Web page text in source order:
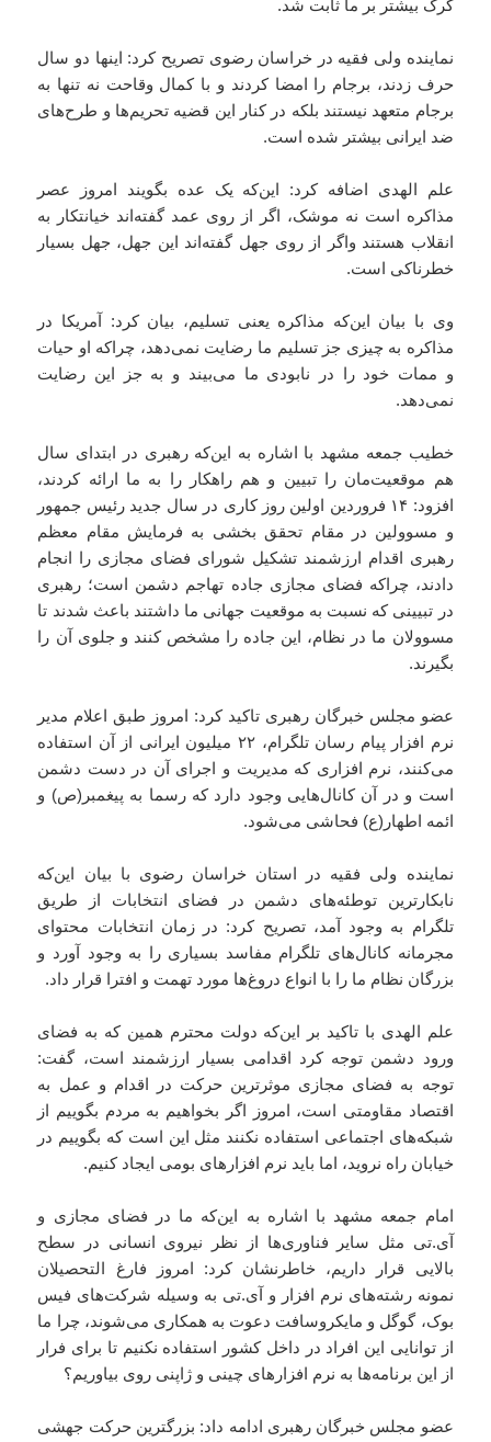
گرگ بیشتر بر ما ثابت شد.
نماینده ولی فقیه در خراسان رضوی تصریح کرد: اینها دو سال
حرف زدند، برجام را امضا کردند و با کمال وقاحت نه تنها به
برجام متعهد نیستند بلکه در کنار این قضیه تحریم‌ها و طرح‌های
ضد ایرانی بیشتر شده است.
علم الهدی اضافه کرد: این‌که یک عده بگویند امروز عصر
مذاکره است نه موشک، اگر از روی عمد گفته‌اند خیانتکار به
انقلاب هستند واگر از روی جهل گفته‌اند این جهل، جهل بسیار
خطرناکی است.
وی با بیان این‌که مذاکره یعنی تسلیم، بیان کرد: آمریکا در
مذاکره به چیزی جز تسلیم ما رضایت نمی‌دهد، چراکه او حیات
و ممات خود را در نابودی ما می‌بیند و به جز این رضایت
نمی‌دهد.
خطیب جمعه مشهد با اشاره به این‌که رهبری در ابتدای سال
هم موقعیت‌مان را تبیین و هم راهکار را به ما ارائه کردند،
افزود: ۱۴ فروردین اولین روز کاری در سال جدید رئیس جمهور
و مسوولین در مقام تحقق بخشی به فرمایش مقام معظم
رهبری اقدام ارزشمند تشکیل شورای فضای مجازی را انجام
دادند، چراکه فضای مجازی جاده تهاجم دشمن است؛ رهبری
در تبیینی که نسبت به موقعیت جهانی ما داشتند باعث شدند تا
مسوولان ما در نظام، این جاده را مشخص کنند و جلوی آن را
بگیرند.
عضو مجلس خبرگان رهبری تاکید کرد: امروز طبق اعلام مدیر
نرم افزار پیام رسان تلگرام، ۲۲ میلیون ایرانی از آن استفاده
می‌کنند، نرم افزاری که مدیریت و اجرای آن در دست دشمن
است و در آن کانال‌هایی وجود دارد که رسما به پیغمبر(ص) و
ائمه اطهار(ع) فحاشی می‌شود.
نماینده ولی فقیه در استان خراسان رضوی با بیان این‌که
نابکارترین توطئه‌های دشمن در فضای انتخابات از طریق
تلگرام به وجود آمد، تصریح کرد: در زمان انتخابات محتوای
مجرمانه کانال‌های تلگرام مفاسد بسیاری را به وجود آورد و
بزرگان نظام ما را با انواع دروغ‌ها مورد تهمت و افترا قرار داد.
علم الهدی با تاکید بر این‌که دولت محترم همین که به فضای
ورود دشمن توجه کرد اقدامی بسیار ارزشمند است، گفت:
توجه به فضای مجازی موثرترین حرکت در اقدام و عمل به
اقتصاد مقاومتی است، امروز اگر بخواهیم به مردم بگوییم از
شبکه‌های اجتماعی استفاده نکنند مثل این است که بگوییم در
خیابان راه نروید، اما باید نرم افزارهای بومی ایجاد کنیم.
امام جمعه مشهد با اشاره به این‌که ما در فضای مجازی و
آی.تی مثل سایر فناوری‌ها از نظر نیروی انسانی در سطح
بالایی قرار داریم، خاطرنشان کرد: امروز فارغ التحصیلان
نمونه رشته‌های نرم افزار و آی.تی به وسیله شرکت‌های فیس
بوک، گوگل و مایکروسافت دعوت به همکاری می‌شوند، چرا ما
از توانایی این افراد در داخل کشور استفاده نکنیم تا برای فرار
از این برنامه‌ها به نرم افزارهای چینی و ژاپنی روی بیاوریم؟
عضو مجلس خبرگان رهبری ادامه داد: بزرگترین حرکت جهشی